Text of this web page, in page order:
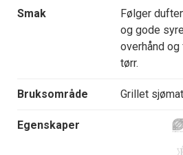
Smak
Følger
og gode
overhånd
tørr.
Bruksområde Grillet
Egenskaper